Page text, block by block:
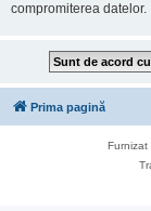
compromiterea datelor.
Prima pagină
Furnizat